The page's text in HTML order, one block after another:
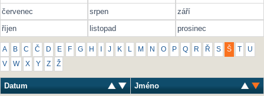
červenec
srpen
září
říjen
listopad prosinec
A B C Č D E F G H J K L M N O P Q R Ř S Š U
V W X Y Z Ž
Datum Jméno